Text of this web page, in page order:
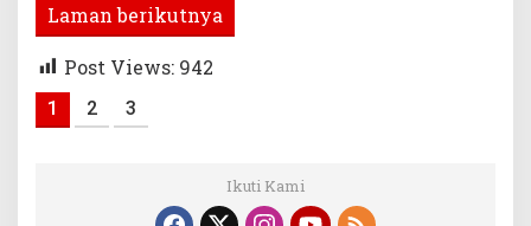
Laman berikutnya
Post Views: 942
1 2 3
Ikuti Kami